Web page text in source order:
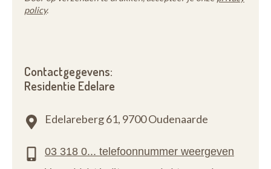
policy.
Contactgegevens:
Residentie Edelare
Edelareberg 61, 9700 Oudenaarde